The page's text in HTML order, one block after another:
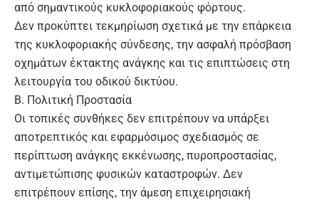
από σημαντικούς κυκλοφοριακούς φόρτους.
Δεν προκύπτει τεκμηρίωση σχετικά με την επάρκεια
της κυκλοφοριακής σύνδεσης, την ασφαλή πρόσβαση
οχημάτων έκτακτης ανάγκης και τις επιπτώσεις στη
λειτουργία του οδικού δικτύου.
Β. Πολιτική Προστασία
Οι τοπικές συνθήκες δεν επιτρέπουν να υπάρξει
αποτρεπτικός και εφαρμόσιμος σχεδιασμός σε
περίπτωση ανάγκης εκκένωσης, πυροπροστασίας,
αντιμετώπισης φυσικών καταστροφών. Δεν
επιτρέπουν επίσης, την άμεση επιχειρησιακή